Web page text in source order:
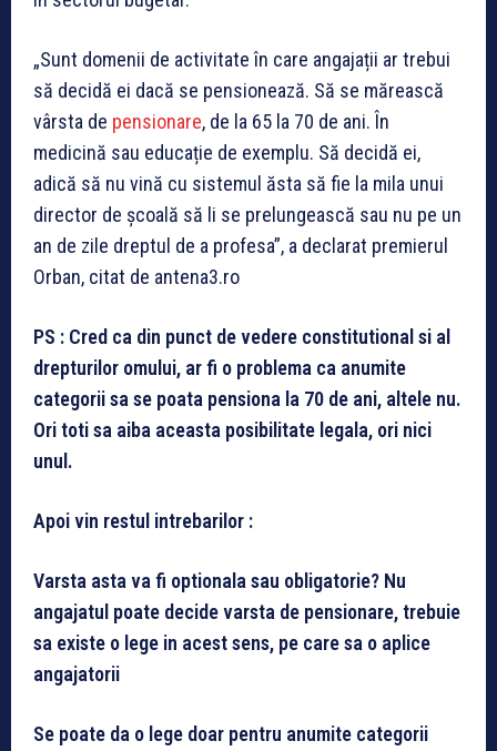
„Sunt domenii de activitate în care angajații ar trebui
să decidă ei dacă se pensionează. Să se mărească
vârsta de pensionare, de la 65 la 70 de ani. În
medicină sau educație de exemplu. Să decidă ei,
adică să nu vină cu sistemul ăsta să fie la mila unui
director de școală să li se prelungească sau nu pe un
an de zile dreptul de a profesa”, a declarat premierul
Orban, citat de antena3.ro
PS : Cred ca din punct de vedere constitutional si al
drepturilor omului, ar fi o problema ca anumite
categorii sa se poata pensiona la 70 de ani, altele nu.
Ori toti sa aiba aceasta posibilitate legala, ori nici
unul.
Apoi vin restul intrebarilor :
Varsta asta va fi optionala sau obligatorie? Nu
angajatul poate decide varsta de pensionare, trebuie
sa existe o lege in acest sens, pe care sa o aplice
angajatorii
Se poate da o lege doar pentru anumite categorii